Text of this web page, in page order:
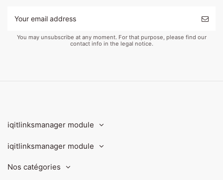
You may unsubscribe at any moment. For that purpose, please find our
contact info in the legal notice.
iqitlinksmanager module
iqitlinksmanager module
Nos catégories